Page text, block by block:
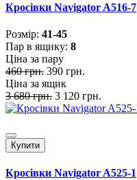
Кросівки Navigator A516-7
Розмiр: 41-45
Пар в ящику: 8
Ціна за пару
460 грн. 390 грн.
Ціна за ящик
3 680 грн. 3 120 грн.
Купити
Кросівки Navigator A525-1